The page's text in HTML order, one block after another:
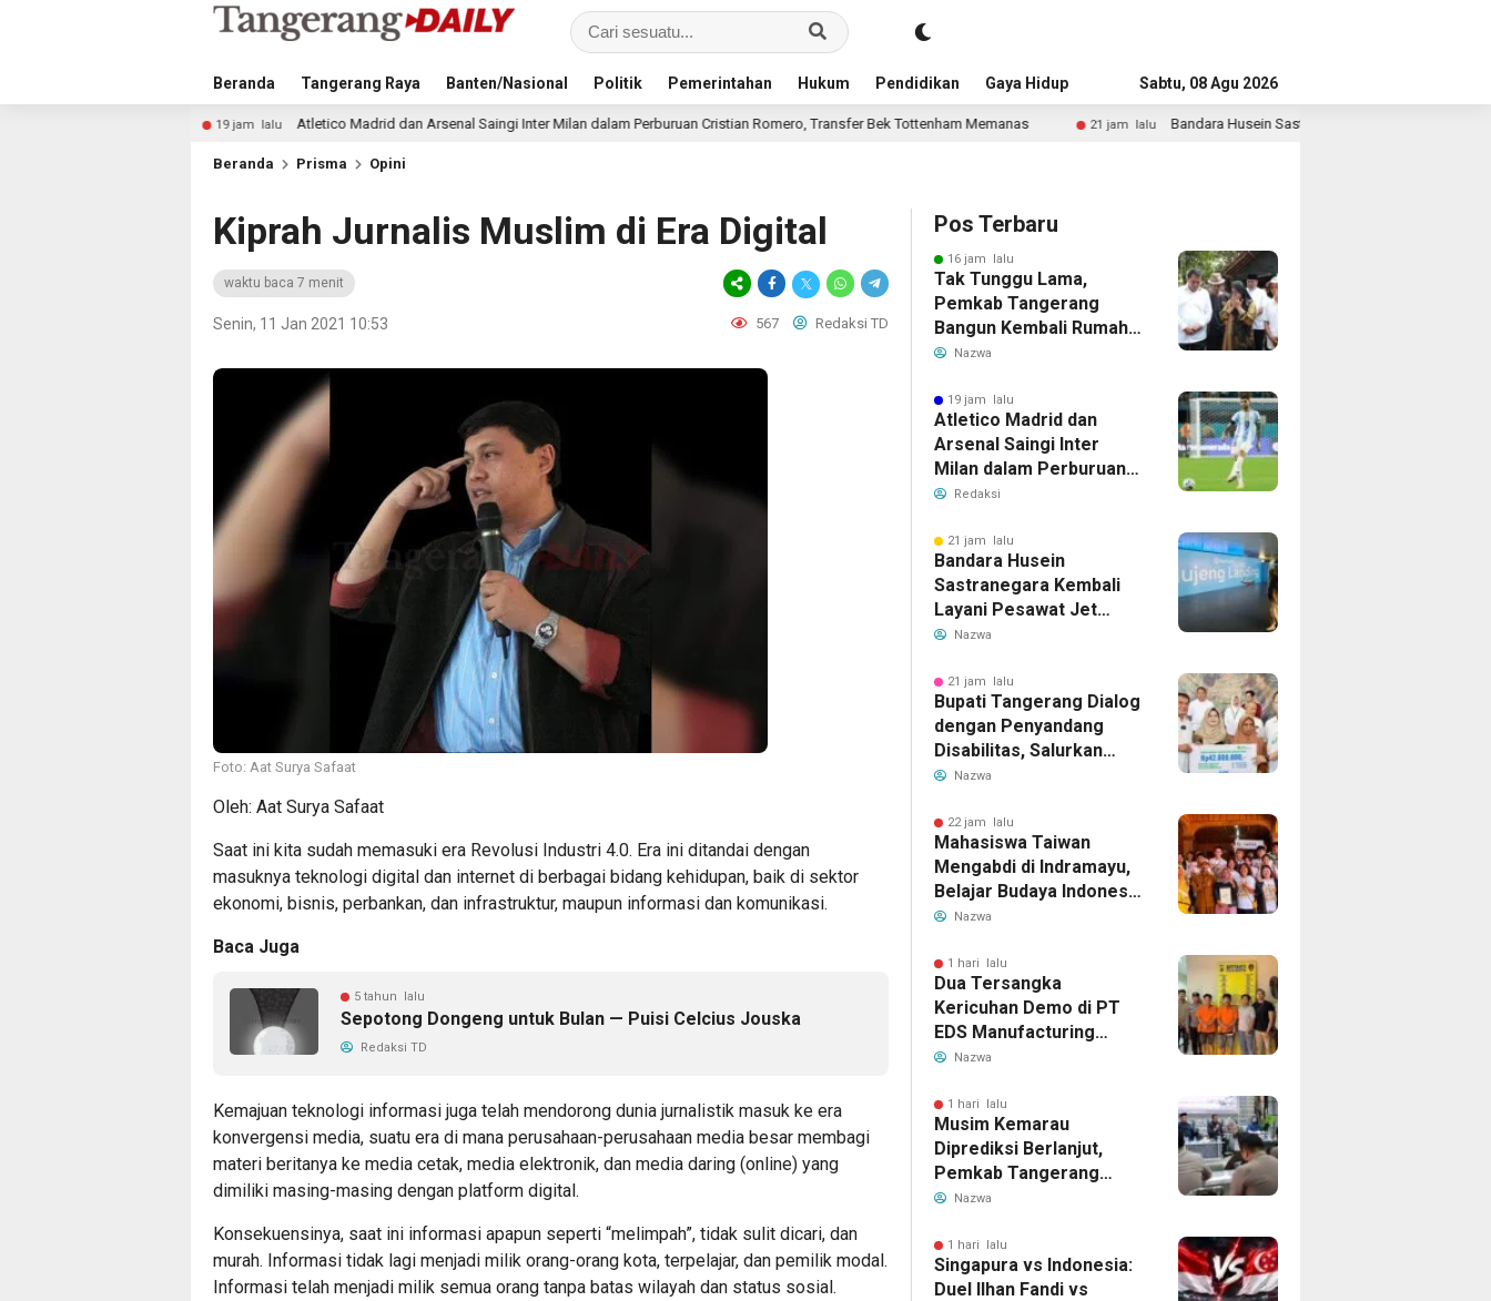
Beranda Tangerang Raya Banten/Nasional Politik Pemerintahan Hukum Pendidikan Gaya Hidup AdvertorialSabtu, 08 Agu 2026
Atletico Madrid dan Arsenal Saingi Inter Milan dalam Perburuan Cristian Romero, Transfer Bek Tottenham Memanas 21 jam lalu Bandara Husein Sastranegara Kembali Layani Pesawat Jet Mulai 14
Beranda Prisma Opini
Kiprah Jurnalis Muslim di Era Digital
waktu baca 7 menit
Senin, 11 Jan 2021 10:53 567 Redaksi TD
Foto: Aat Surya Safaat
Oleh: Aat Surya Safaat
Saat ini kita sudah memasuki era Revolusi Industri 4.0. Era ini ditandai dengan
masuknya teknologi digital dan internet di berbagai bidang kehidupan, baik di sektor
ekonomi, bisnis, perbankan, dan infrastruktur, maupun informasi dan komunikasi.
Baca Juga
5 tahun lalu
Sepotong Dongeng untuk Bulan — Puisi Celcius Jouska
Redaksi TD
Kemajuan teknologi informasi juga telah mendorong dunia jurnalistik masuk ke era
konvergensi media, suatu era di mana perusahaan-perusahaan media besar membagi
materi beritanya ke media cetak, media elektronik, dan media daring (online) yang
dimiliki masing-masing dengan platform digital.
Konsekuensinya, saat ini informasi apapun seperti “melimpah”, tidak sulit dicari, dan
murah. Informasi tidak lagi menjadi milik orang-orang kota, terpelajar, dan pemilik modal.
Informasi telah menjadi milik semua orang tanpa batas wilayah dan status sosial.
Pos Terbaru
16 jam lalu
Tak Tunggu Lama,
Pemkab Tangerang
Bangun Kembali Rumah
Warga yang Roboh
Nazwa
19 jam lalu
Atletico Madrid dan
Arsenal Saingi Inter
Milan dalam Perburuan
Cristian Romero,
Memanas
Redaksi
21 jam lalu
Bandara Husein
Sastranegara Kembali
Layani Pesawat Jet
Mulai 14 Agustus 2026,
Rute Bandung-Denpasar
Nazwa
21 jam lalu
Bupati Tangerang Dialog
dengan Penyandang
Disabilitas, Salurkan
Bantuan dan Tampung
Nazwa
22 jam lalu
Mahasiswa Taiwan
Mengabdi di Indramayu,
Belajar Budaya Indonesia
dan Edukasi Pekerja
Nazwa
1 hari lalu
Dua Tersangka
Kericuhan Demo di PT
EDS Manufacturing
Indonesia Ditahan, Polda
Perebutan Pengelolaan
Limbah
Nazwa
1 hari lalu
Musim Kemarau
Diprediksi Berlanjut,
Pemkab Tangerang
Siapkan Langkah
Bersih
Nazwa
1 hari lalu
Singapura vs Indonesia:
Duel Ilhan Fandi vs